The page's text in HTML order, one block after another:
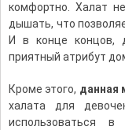
комфортно. Халат
дышать, что
И в конце концов,
приятный атрибут
Кроме этого, данная
халата для
использоваться